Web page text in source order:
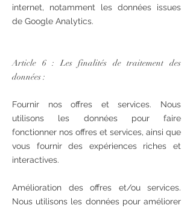
internet, notamment les données issues
de Google Analytics.
Article 6 : Les finalités de traitement des
données :
Fournir nos offres et services. Nous
utilisons les données pour faire
fonctionner nos offres et services, ainsi que
vous fournir des expériences riches et
interactives.
Amélioration des offres et/ou services.
Nous utilisons les données pour améliorer